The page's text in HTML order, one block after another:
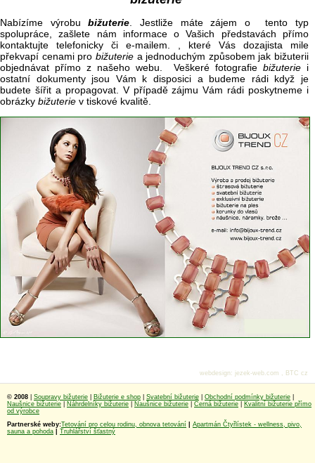
Nabízíme výrobubižuterie . Jestliže máte zájem o tento typ
spolupráce, zašlete nám informace o Vašich představách přímo
kontaktujte telefonicky či e-mailem. , které Vás dozajista mile
překvapí cenami pro bižuteriea jednoduchým způsobem jak bižuterii
objednávat přímo z našeho webu. Veškeré fotografie bižuterie i
ostatní dokumenty jsou Vám k disposici a budeme rádi když je
budete šířit a propagovat. V případě zájmu Vám rádi poskytneme i
obrázky bižuterie v tiskové kvalitě.
© 2008 Soupravy bižuterie Bižuterie e shop Svatební bižuterie Obchodní podmínky bižuterie
Naušnice bižuterie
Náhrdelníky bižuterie Naušnice bižuterie Černá bižuterie
Kvalitní bižuterie přímo
od výrobce
Partnerské weby:Tetování pro celou rodinu, obnova tetování
Apartmán Čtyřlístek - wellness, pivo,
sauna a pohoda
Truhlářství šťastný
webdesign: jezek-web.com , BTC cz